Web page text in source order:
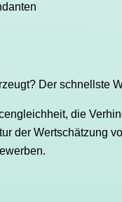
Der schnellste
die
der Wertschätzung